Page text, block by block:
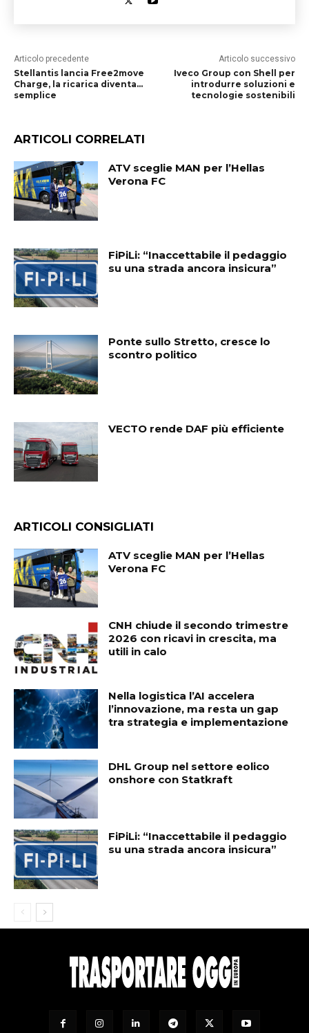
Articolo precedente
Stellantis lancia Free2move
Charge, la ricarica diventa…
semplice
Articolo successivo
Iveco Group con Shell per
introdurre soluzioni e
tecnologie sostenibili
ARTICOLI CORRELATI
ATV sceglie MAN per l’Hellas
Verona FC
FiPiLi: “Inaccettabile il pedaggio
su una strada ancora insicura”
Ponte sullo Stretto, cresce lo
scontro politico
VECTO rende DAF più efficiente
ARTICOLI CONSIGLIATI
ATV sceglie MAN per l’Hellas
Verona FC
CNH chiude il secondo trimestre
2026 con ricavi in crescita, ma
utili in calo
Nella logistica l’AI accelera
l’innovazione, ma resta un gap
tra strategia e implementazione
DHL Group nel settore eolico
onshore con Statkraft
FiPiLi: “Inaccettabile il pedaggio
su una strada ancora insicura”